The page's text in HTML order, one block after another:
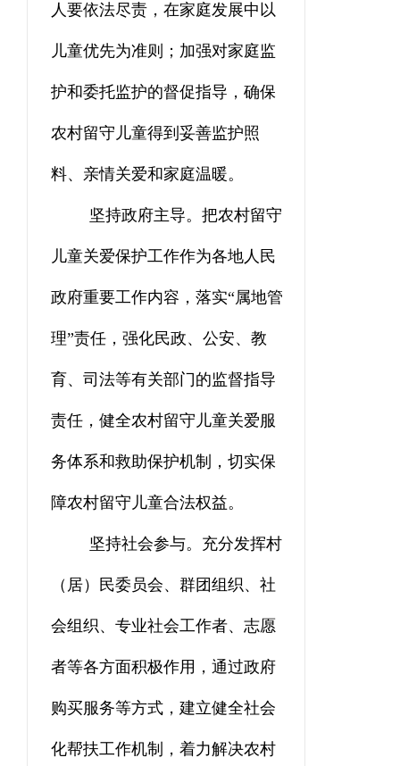
人要依法尽责，在家庭发展中以
儿童优先为准则；加强对家庭监
护和委托监护的督促指导，确保
农村留守儿童得到妥善监护照
料、亲情关爱和家庭温暖。
坚持政府主导。把农村留守
儿童关爱保护工作作为各地人民
政府重要工作内容，落实“属地管
理”责任，强化民政、公安、教
育、司法等有关部门的监督指导
责任，健全农村留守儿童关爱服
务体系和救助保护机制，切实保
障农村留守儿童合法权益。
坚持社会参与。充分发挥村
（居）民委员会、群团组织、社
会组织、专业社会工作者、志愿
者等各方面积极作用， 通过政府
购买服务等方式，建立健全社会
化帮扶工作机制， 着力解决农村